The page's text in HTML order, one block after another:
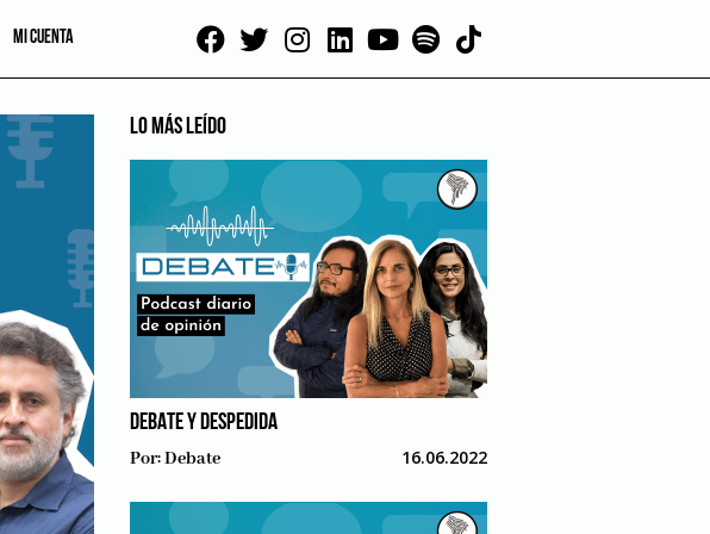
MI CUENTA
LO MÁS LEÍDO
DEBATE Y DESPEDIDA
Por:Debate 16.06.2022